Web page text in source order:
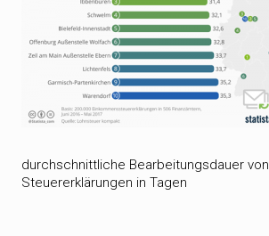
durchschnittliche Bearbeitungsdauer von
Steuererklärungen in Tagen